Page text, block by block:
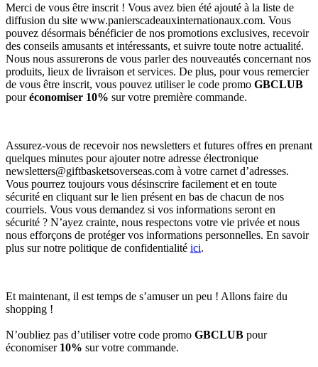
Merci de vous être inscrit ! Vous avez bien été ajouté à la liste de
diffusion du site www.panierscadeauxinternationaux.com. Vous
pouvez désormais bénéficier de nos promotions exclusives, recevoir
des conseils amusants et intéressants, et suivre toute notre actualité.
Nous nous assurerons de vous parler des nouveautés concernant nos
produits, lieux de livraison et services. De plus, pour vous remercier
de vous être inscrit, vous pouvez utiliser le code promo GBCLUB
pouréconomiser 10% sur votre première commande.
Assurez-vous de recevoir nos newsletters et futures offres en prenant
quelques minutes pour ajouter notre adresse électronique
newsletters@giftbasketsoverseas.com à votre carnet d’adresses.
Vous pourrez toujours vous désinscrire facilement et en toute
sécurité en cliquant sur le lien présent en bas de chacun de nos
courriels. Vous vous demandez si vos informations seront en
sécurité ? N’ayez crainte, nous respectons votre vie privée et nous
nous efforçons de protéger vos informations personnelles. En savoir
plus sur notre politique de confidentialité ici.
Et maintenant, il est temps de s’amuser un peu ! Allons faire du
shopping !
N’oubliez pas d’utiliser votre code promo GBCLUB pour
économiser 10% sur votre commande.